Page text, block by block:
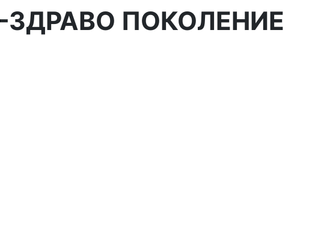
ПОКОЛЕНИЕ